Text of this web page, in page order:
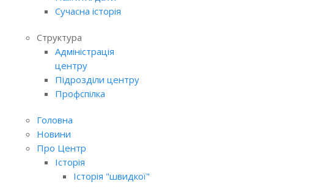
Сучасна історія
Структура
Адміністрація
центру
Підрозділи центру
Профспілка
Головна
Новини
Про Центр
Історія
Історія "швидкої"